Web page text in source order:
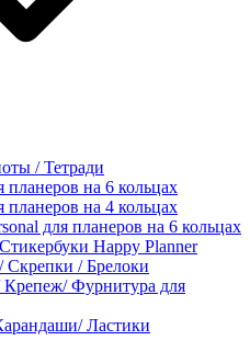
/ Тетради
на 6 кольцах
на 4 кольцах
для планеров на 6 кольцах
Happy Planner
Скрепки / Брелоки
Фурнитура для
Ластики